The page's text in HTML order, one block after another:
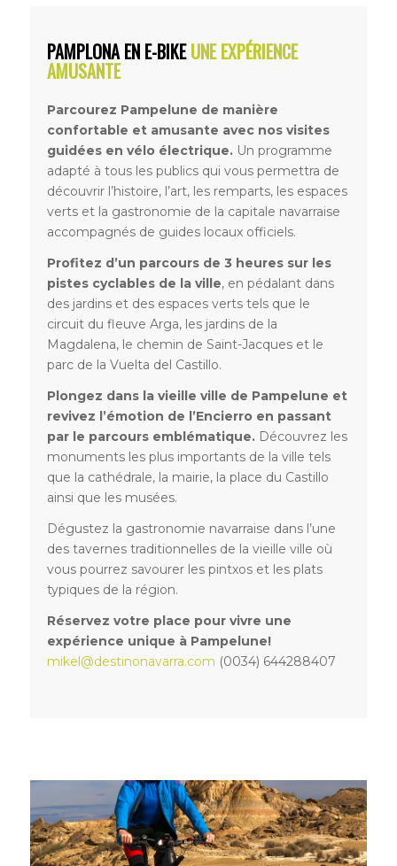
PAMPLONA EN E-BIKEUNE EXPÉRIENCE
AMUSANTE
Parcourez Pampelune de manière
confortable et amusante avec nos visites
guidées en vélo électrique.Un programme
adapté à tous les publics qui vous permettra de
découvrir l’histoire, l’art, les remparts, les espaces
verts et la gastronomie de la capitale navarraise
accompagnés de guides locaux officiels.
Profitez d’un parcours de 3 heures sur les
pistes cyclables de la ville, en pédalant dans
des jardins et des espaces verts tels que le
circuit du fleuve Arga, les jardins de la
Magdalena, le chemin de Saint-Jacques et le
parc de la Vuelta del Castillo.
Plongez dans la vieille ville de Pampelune et
revivez l’émotion de l’Encierro en passant
par le parcours emblématique.Découvrez les
monuments les plus importants de la ville tels
que la cathédrale, la mairie, la place du Castillo
ainsi que les musées.
Dégustez la gastronomie navarraise dans l’une
des tavernes traditionnelles de la vieille ville où
vous pourrez savourer les pintxos et les plats
typiques de la région.
Réservez votre place pour vivre une
expérience unique à Pampelune!
mikel@destinonavarra.com (0034) 644288407